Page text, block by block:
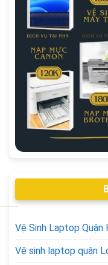
Vệ Sinh Laptop Quận
Vệ sinh laptop quận